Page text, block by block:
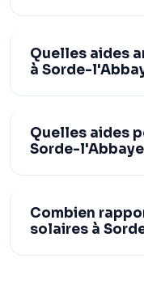
Quelles aides
à Sorde-
Quelles aides
Sorde-l'Abbaye
Combien
solaires à